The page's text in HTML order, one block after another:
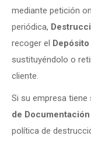
mediante petición
periódica,
recoger el
sustituyéndolo o
cliente.
Si su empresa
de Documentación
política de